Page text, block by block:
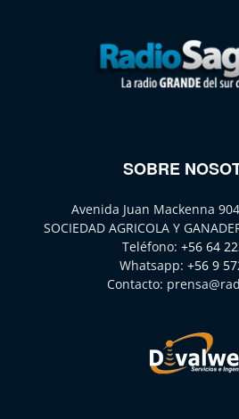
SOBRE
Avenida Juan Mackenna
SOCIEDAD AGRICOLA Y
Teléfono: +56 64
Whatsapp: +56 9
Contacto: